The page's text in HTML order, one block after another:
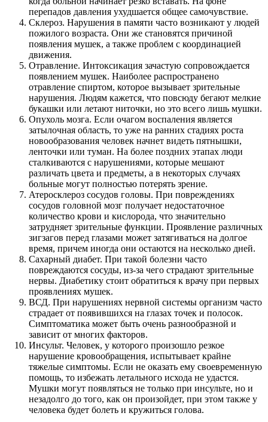
перепадов давления ухудшается общее самочувствие.
Склероз. Нарушения в памяти часто возникают у людей
пожилого возраста. Они же становятся причиной
появления мушек, а также проблем с координацией
движения.
Отравление. Интоксикация зачастую сопровождается
появлением мушек. Наиболее распространено
отравление спиртом, которое вызывает зрительные
нарушения. Людям кажется, что повсюду бегают мелкие
букашки или летают ниточки, но это всего лишь мушки.
Опухоль мозга. Если очагом воспаления является
затылочная область, то уже на ранних стадиях роста
новообразования человек начнет видеть пятнышки,
ленточки или туман. На более поздних этапах люди
сталкиваются с нарушениями, которые мешают
различать цвета и предметы, а в некоторых случаях
больные могут полностью потерять зрение.
Атеросклероз сосудов головы. При повреждениях
сосудов головной мозг получает недостаточное
количество крови и кислорода, что значительно
затрудняет зрительные функции. Проявление различных
зигзагов перед глазами может затягиваться на долгое
время, причем иногда они остаются на несколько дней.
Сахарный диабет. При такой болезни часто
повреждаются сосуды, из-за чего страдают зрительные
нервы. Диабетику стоит обратиться к врачу при первых
проявлениях мушек.
ВСД. При нарушениях нервной системы организм часто
страдает от появившихся на глазах точек и полосок.
Симптоматика может быть очень разнообразной и
зависит от многих факторов.
Инсульт. Человек, у которого произошло резкое
нарушение кровообращения, испытывает крайне
тяжелые симптомы. Если не оказать ему своевременную
помощь, то избежать летального исхода не удастся.
Мушки могут появляться не только при инсульте, но и
незадолго до того, как он произойдет, при этом также у
человека будет болеть и кружиться голова.